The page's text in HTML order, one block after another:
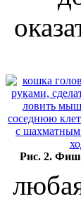
Рис. 2.